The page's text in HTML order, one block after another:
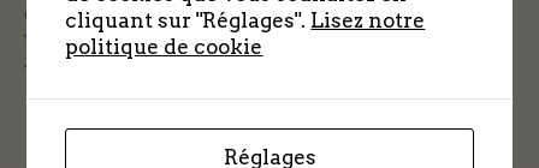
de la capitale pour fêter la Libération.
Voir l’actualité de cet évènement
Voir et télécharger le document PDF
cliquant sur "Réglages". Lisez notre
politique de cookie
Réglages